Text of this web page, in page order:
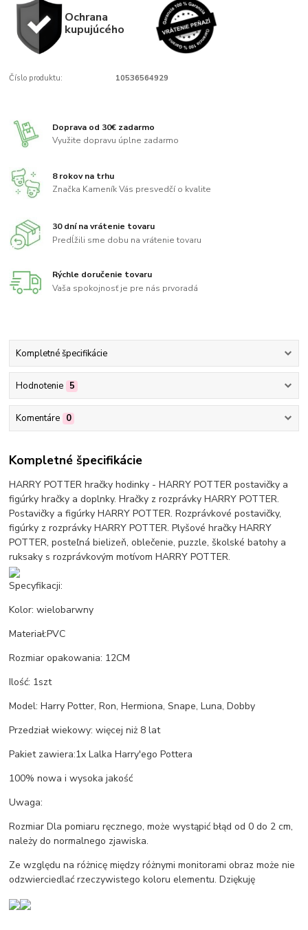
Ochrana
kupujúcého
Číslo produktu: 10536564929
Doprava od 30€ zadarmo
Využite dopravu úplne zadarmo
8 rokov na trhu
Značka Kameník Vás presvedčí o kvalite
30 dní na vrátenie tovaru
Predĺžili sme dobu na vrátenie tovaru
Rýchle doručenie tovaru
Vaša spokojnosť je pre nás prvoradá
Kompletné špecifikácie
Hodnotenie 5
Komentáre 0
Kompletné špecifikácie
HARRY POTTER hračky hodinky - HARRY POTTER postavičky a
figúrky hračky a doplnky. Hračky z rozprávky HARRY POTTER.
Postavičky a figúrky HARRY POTTER. Rozprávkové postavičky,
figúrky z rozprávky HARRY POTTER. Plyšové hračky HARRY
POTTER, posteľná bielizeň, oblečenie, puzzle, školské batohy a
ruksaky s rozprávkovým motívom HARRY POTTER.
Specyfikacji:
Kolor: wielobarwny
Materiał:PVC
Rozmiar opakowania: 12CM
Ilość: 1szt
Model: Harry Potter, Ron, Hermiona, Snape, Luna, Dobby
Przedział wiekowy: więcej niż 8 lat
Pakiet zawiera:1x Lalka Harry'ego Pottera
100% nowa i wysoka jakość
Uwaga:
Rozmiar Dla pomiaru ręcznego, może wystąpić błąd od 0 do 2 cm,
należy do normalnego zjawiska.
Ze względu na różnicę między różnymi monitorami obraz może nie
odzwierciedlać rzeczywistego koloru elementu. Dziękuję